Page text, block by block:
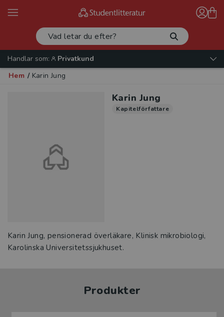
Handlar som:
Privatkund
Hem / Karin Jung
Karin Jung
Kapitelförfattare
Karin Jung, pensionerad överläkare, Klinisk mikrobiologi,
Karolinska Universitetssjukhuset.
Produkter